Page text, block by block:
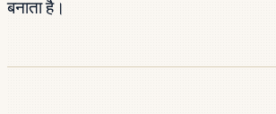
बनाता है।